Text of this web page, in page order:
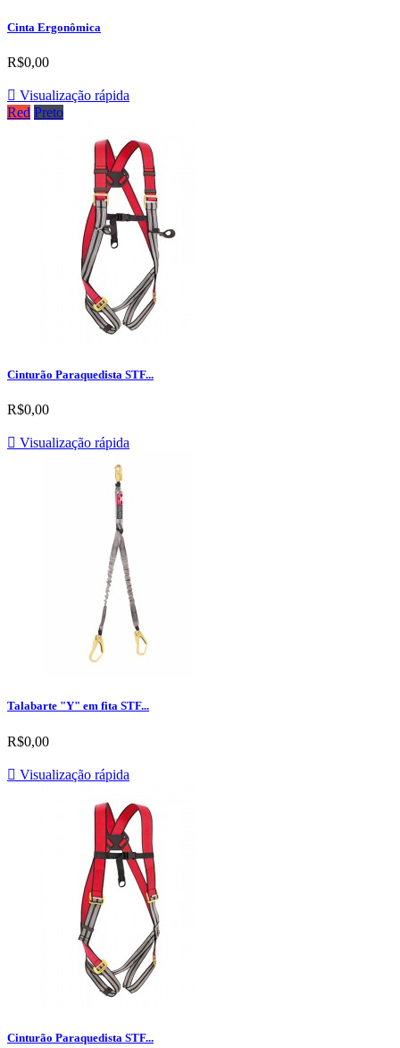
Cinta Ergonômica
R$0,00
 Visualização rápida
Red Preto
Cinturão Paraquedista STF...
R$0,00
 Visualização rápida
Talabarte "Y" em fita STF...
R$0,00
 Visualização rápida
Cinturão Paraquedista STF...